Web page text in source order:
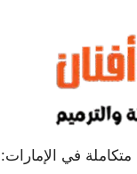
في الإمارات: